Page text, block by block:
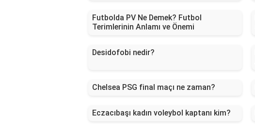
Futbolda PV Ne Demek? Futbol
Terimlerinin Anlamı ve Önemi
Desidofobi nedir?
Chelsea PSG final maçı ne zaman?
Eczacıbaşı kadın voleybol kaptanı kim?